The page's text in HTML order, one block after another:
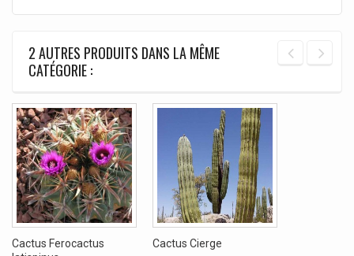
2 AUTRES PRODUITS DANS LA MÊME
CATÉGORIE :
Cactus Ferocactus
Cactus Cierge